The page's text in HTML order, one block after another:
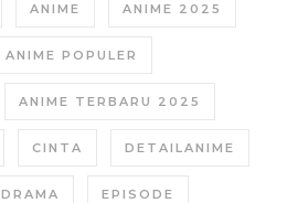
ANIME ANIME 2025
ANIME POPULER
ANIME TERBARU 2025
CINTA DETAILANIME
DRAMA EPISODE